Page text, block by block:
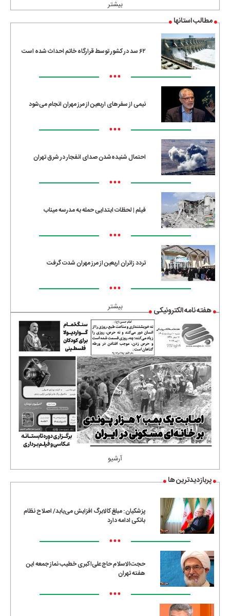
بیشتر
مطالب استانها
۶۲ سد در کشور توسط قرارگاه خاتم احداث شده است
•••
نیمی از سفرهای اربعین از مرز مهران انجام می‌شود
•••
احتمال شنیده‌شدن صدای انفجار در شرق تهران
•••
فیلم | لحظات ابتدایی حمله به مدرسه میناب
•••
تردد زائران اربعین از مرز مهران شدت گرفت
•••
بیشتر هفته نامه الکترونیکی
آرشیو
پربازدیدترین ها
پزشکیان: مبلغ کالابرگ افزایش می‌یابد/ اصلاح نظام
بانکی ادامه دارد
•••
حجت‌الاسلام حاج‌علی‌اکبری خطیب نماز جمعه این
هفته تهران
•••